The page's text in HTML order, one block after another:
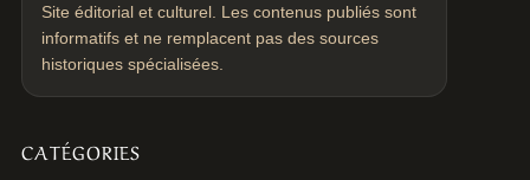
Site éditorial et culturel. Les contenus publiés sont
informatifs et ne remplacent pas des sources
historiques spécialisées.
CATÉGORIES